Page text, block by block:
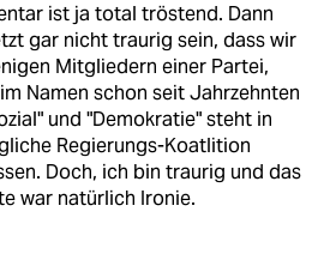
ist ja total tröstend. Dann
gar nicht traurig sein, dass wir
Mitgliedern einer Partei,
Namen schon seit Jahrzehnten
und "Demokratie" steht in
Regierungs-Koatlition
Doch, ich bin traurig und das
war natürlich Ironie.